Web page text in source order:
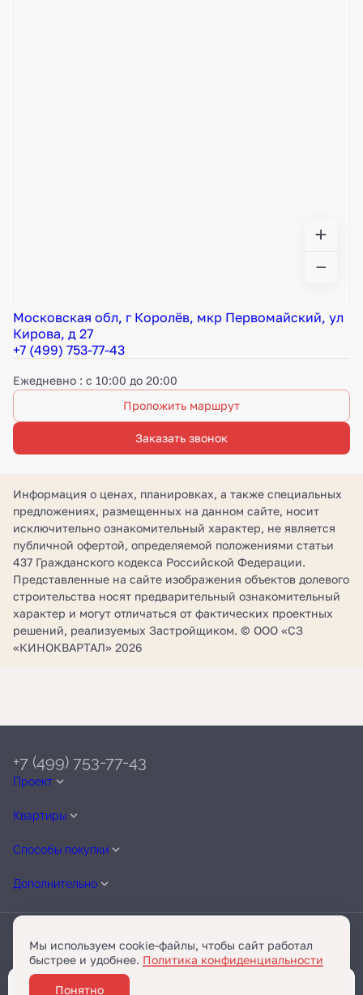
Московская обл, г Королёв, мкр Первомайский, ул
Кирова, д 27
+7 (499) 753-77-43
Ежедневно : с 10:00 до 20:00
Проложить маршрут
Заказать звонок
Информация о ценах, планировках, а также специальных
предложениях, размещенных на данном сайте, носит
исключительно ознакомительный характер, не является
публичной офертой, определяемой положениями статьи
437 Гражданского кодекса Российской Федерации.
Представленные на сайте изображения объектов долевого
строительства носят предварительный ознакомительный
характер и могут отличаться от фактических проектных
решений, реализуемых Застройщиком. © ООО «СЗ
«КИНОКВАРТАЛ» 2026
Проект
Квартиры
Способы покупки
Дополнительно
+7 (499) 753-77-43
Telegram
Мы используем cookie-файлы, чтобы сайт работал
быстрее и удобнее. Политика конфиденциальности
Понятно